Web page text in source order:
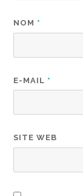
NOM *
E-MAIL *
SITE WEB